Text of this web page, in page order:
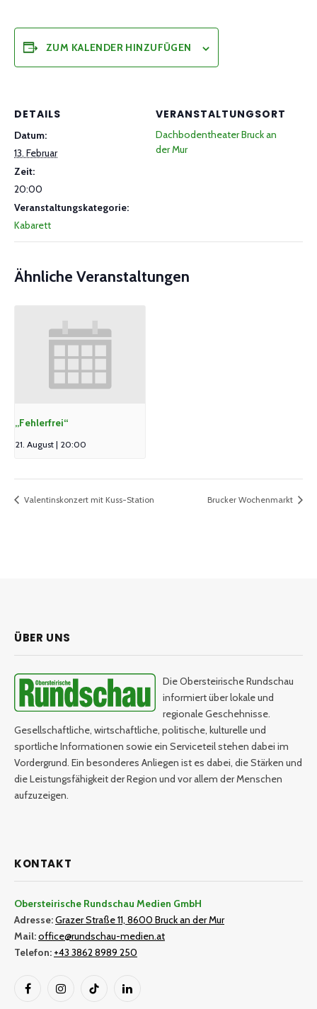
ZUM KALENDER HINZUFÜGEN
DETAILS
Datum:
13. Februar
Zeit:
20:00
Veranstaltungskategorie:
Kabarett
VERANSTALTUNGSORT
Dachbodentheater Bruck an
der Mur
Ähnliche Veranstaltungen
„Fehlerfrei“
21. August | 20:00
Valentinskonzert mit Kuss-Station Brucker Wochenmarkt
ÜBER UNS
Die Obersteirische Rundschau
informiert über lokale und
regionale Geschehnisse.
Gesellschaftliche, wirtschaftliche, politische, kulturelle und
sportliche Informationen sowie ein Serviceteil stehen dabei im
Vordergrund. Ein besonderes Anliegen ist es dabei, die Stärken und
die Leistungsfähigkeit der Region und vor allem der Menschen
aufzuzeigen.
KONTAKT
Obersteirische Rundschau Medien GmbH
Adresse:Grazer Straße 11, 8600 Bruck an der Mur
Mail:office@rundschau-medien.at
Telefon: +43 3862 8989 250
FacebookInstagramTikTok LinkedIn